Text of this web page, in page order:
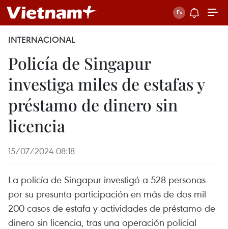
INTERNACIONAL
Policía de Singapur
investiga miles de estafas y
préstamo de dinero sin
licencia
15/07/2024 08:18
La policía de Singapur investigó a 528 personas
por su presunta participación en más de dos mil
200 casos de estafa y actividades de préstamo de
dinero sin licencia, tras una operación policial